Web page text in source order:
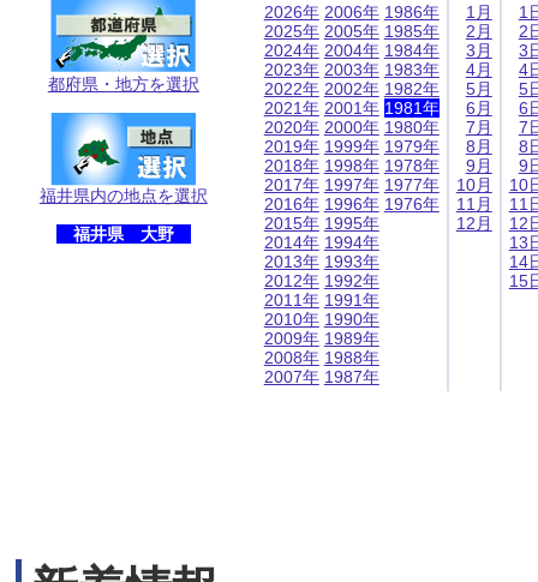
都府県・地方を選択
福井県内の地点を選択
福井県 大野
2026年
2025年
2024年
2023年
2022年
2021年
2020年
2019年
2018年
2017年
2016年
2015年
2014年
2013年
2012年
2011年
2010年
2009年
2008年
2007年
2006年
2005年
2004年
2003年
2002年
2001年
2000年
1999年
1998年
1997年
1996年
1995年
1994年
1993年
1992年
1991年
1990年
1989年
1988年
1987年
1986年
1985年
1984年
1983年
1982年
1981年
1980年
1979年
1978年
1977年
1976年
1月
2月
3月
4月
5月
6月
7月
8月
9月
10月
11月
12月
1
2
3
4
5
6
7
8
9
10
11
12
13
14
15